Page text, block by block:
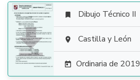

 Dibujo Técnico II
 Castilla y León
 Ordinaria de 2019